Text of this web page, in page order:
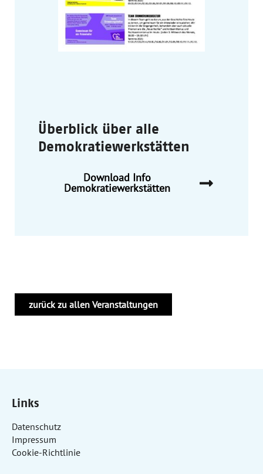
Überblick über alle
Demokratiewerkstätten
Download Info
Demokratiewerkstätten
zurück zu allen Veranstaltungen
Links
Datenschutz
Impressum
Cookie-Richtlinie